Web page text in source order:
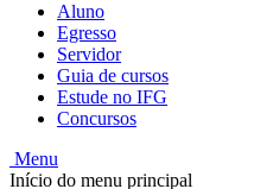
Aluno
Egresso
Servidor
Guia de cursos
Estude no IFG
Concursos
Menu
Início do menu principal